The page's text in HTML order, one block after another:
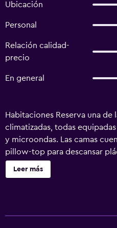
Ubicación
Personal
Relación calidad-
precio
En general
Habitaciones Reserva una de
climatizadas, todas
y microondas. Las camas
pillow-top para descansar
internet por wifi con cargo te
los tuyos, y en tus ratos
Leer más